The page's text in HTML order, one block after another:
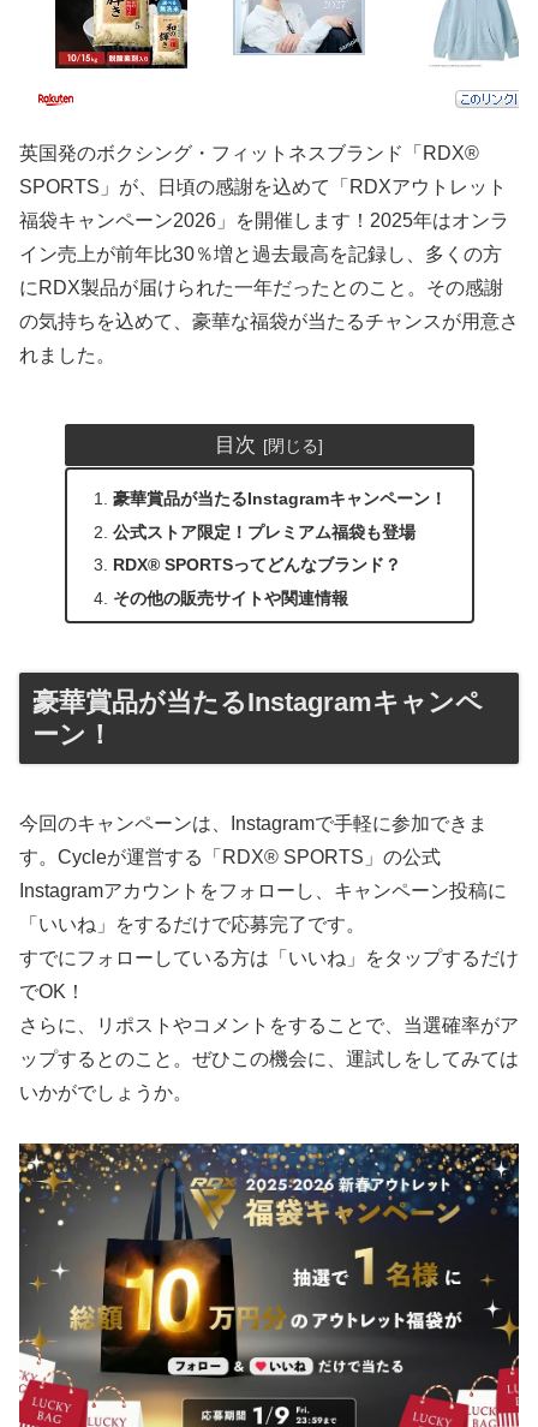
英国発のボクシング・フィットネスブランド「RDX®
SPORTS」が、日頃の感謝を込めて「RDXアウトレット
福袋キャンペーン2026」を開催します！2025年はオンラ
イン売上が前年比30％増と過去最高を記録し、多くの方
にRDX製品が届けられた一年だったとのこと。その感謝
の気持ちを込めて、豪華な福袋が当たるチャンスが用意さ
れました。
目次
豪華賞品が当たるInstagramキャンペーン！
公式ストア限定！プレミアム福袋も登場
RDX® SPORTSってどんなブランド？
その他の販売サイトや関連情報
豪華賞品が当たるInstagramキャンペ
ーン！
今回のキャンペーンは、Instagramで手軽に参加できま
す。Cycleが運営する「RDX® SPORTS」の公式
Instagramアカウントをフォローし、キャンペーン投稿に
「いいね」をするだけで応募完了です。
すでにフォローしている方は「いいね」をタップするだけ
でOK！
さらに、リポストやコメントをすることで、当選確率がア
ップするとのこと。ぜひこの機会に、運試しをしてみては
いかがでしょうか。